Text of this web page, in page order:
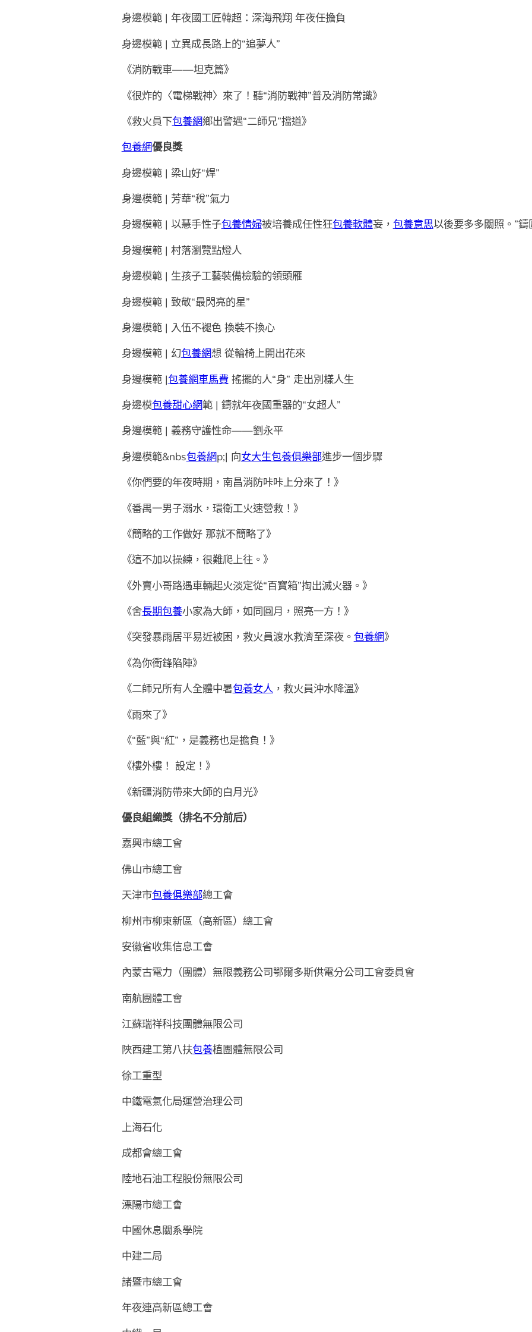
身邊模範 | 年夜國工匠韓超：深海飛翔 年夜任擔負
身邊模範 | 立異成長路上的“追夢人”
《消防戰車——坦克篇》
《很炸的〈電梯戰神〉來了！聽“消防戰神”普及消防常識》
《救火員下包養網鄉出警遇“二師兄”擋道》
包養網優良獎
身邊模範 | 梁山好“焊”
身邊模範 | 芳華“稅”氣力
身邊模範 | 以慧手性子包養情婦被培養成任性狂包養軟體妄， 包養意思以後要多多關照。”鑄
身邊模範 | 村落瀏覽點燈人
身邊模範 | 生孩子工藝裝備檢驗的領頭雁
身邊模範 | 致敬“最閃亮的星”
身邊模範 | 入伍不褪色 換裝不換心
身邊模範 | 幻包養網想 從輪椅上開出花來
身邊模範 |包養網車馬費搖擺的人“身” 走出別樣人生
身邊模包養甜心網範 | 鑄就年夜國重器的“女超人”
身邊模範 | 義務守護性命——劉永平
身邊模範&nbs包養網p;| 向女大生包養俱樂部進步一個步驟
《你們要的年夜時期，南昌消防咔咔上分來了！》
《番禺一男子溺水，環衛工火速營救！》
《簡略的工作做好 那就不簡略了》
《這不加以操練，很難爬上往。》
《外賣小哥路遇車輛起火淡定從“百寶箱”掏出滅火器。》
《舍長期包養小家為大師，如同圓月，照亮一方！》
《突發暴雨居平易近被困，救火員渡水救濟至深夜。 包養網》
《為你衝鋒陷陣》
《二師兄所有人全體中暑包養女人 ，救火員沖水降溫》
《雨來了》
《“藍”與“紅”，是義務也是擔負！》
《樓外樓！ 設定！》
《新疆消防帶來大師的白月光》
優良組織獎（排名不分前后）
嘉興市總工會
佛山市總工會
天津市包養俱樂部總工會
柳州市柳東新區（高新區）總工會
安徽省收集信息工會
內蒙古電力（團體）無限義務公司鄂爾多斯供電分公司工會委員會
南航團體工會
江蘇瑞祥科技團體無限公司
陜西建工第八扶包養植團體無限公司
徐工重型
中鐵電氣化局運營治理公司
上海石化
成都會總工會
陸地石油工程股份無限公司
溧陽市總工會
中國休息關系學院
中建二局
諸暨市總工會
年夜連高新區總工會